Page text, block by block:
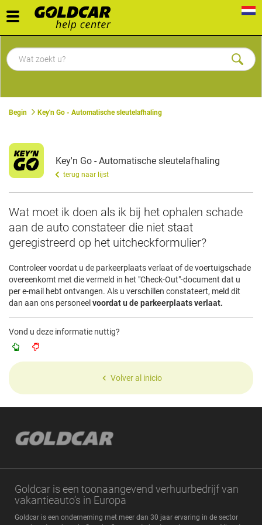
Toggle
navigation
Begin Key'n Go - Automatische sleutelafhaling
Key'n Go - Automatische sleutelafhaling
terug naar lijst
Wat moet ik doen als ik bij het ophalen schade
aan de auto constateer die niet staat
geregistreerd op het uitcheckformulier?
Controleer voordat u de parkeerplaats verlaat of de voertuigschade
overeenkomt met die vermeld in het "Check-Out"-document dat u
per e-mail hebt ontvangen. Als u verschillen constateert, meld dit
dan aan ons personeel voordat u de parkeerplaats verlaat.
Vond u deze informatie nuttig?
Volver al inicio
Goldcar is een toonaangevend verhuurbedrijf van
vakantieauto’s in Europa
Goldcar is een onderneming met meer dan 30 jaar ervaring in de sector